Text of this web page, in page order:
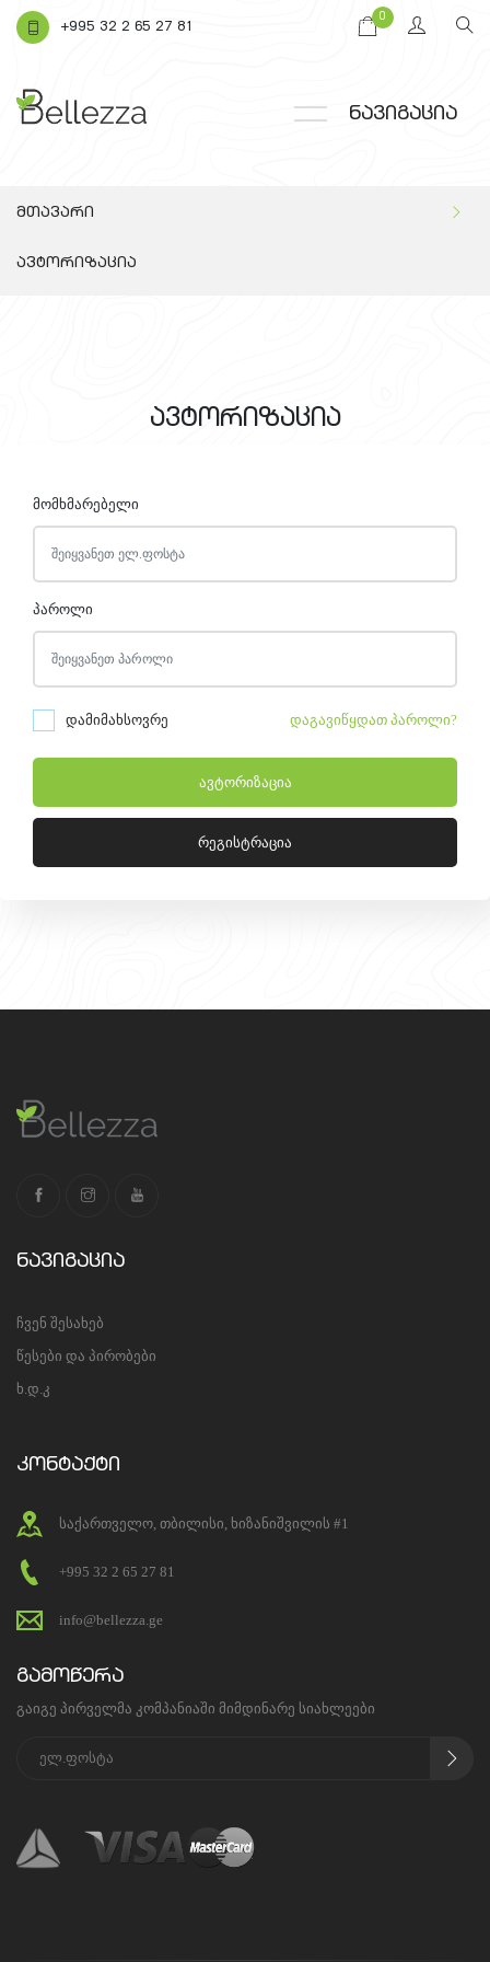
+995 32 2 65 27 81
0
ნავიგაცია
მთავარი
ავტორიზაცია
ავტორიზაცია
მომხმარებელი
პაროლი
დამიმახსოვრე დაგავიწყდათ პაროლი?
ავტორიზაცია
რეგისტრაცია
ნავიგაცია
ჩვენ შესახებ
წესები და პირობები
ხ.დ.კ
კონტაქტი
საქართველო, თბილისი, ხიზანიშვილის #1
+995 32 2 65 27 81
info@bellezza.ge
გამოწერა
გაიგე პირველმა კომპანიაში მიმდინარე სიახლეები